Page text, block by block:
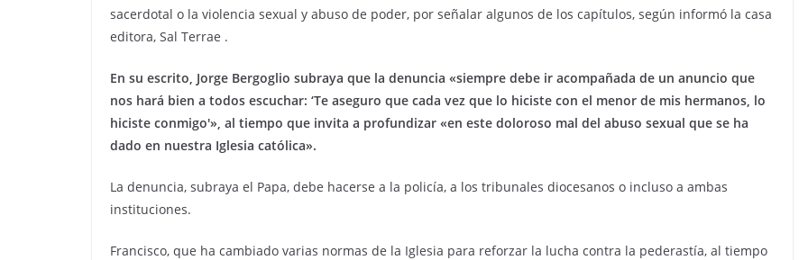
sacerdotal o la violencia sexual y abuso de poder, por señalar algunos de los capítulos, según informó la casa
editora, Sal Terrae .
En su escrito, Jorge Bergoglio subraya que la denuncia «siempre debe ir acompañada de un anuncio que
nos hará bien a todos escuchar: ‘Te aseguro que cada vez que lo hiciste con el menor de mis hermanos, lo
hiciste conmigo'», al tiempo que invita a profundizar «en este doloroso mal del abuso sexual que se ha
dado en nuestra Iglesia católica».
La denuncia, subraya el Papa, debe hacerse a la policía, a los tribunales diocesanos o incluso a ambas
instituciones.
Francisco, que ha cambiado varias normas de la Iglesia para reforzar la lucha contra la pederastía, al tiempo